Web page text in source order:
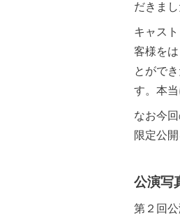
だきまし
キャス
客様を
とがで
す。本当
なお今
限定公
公演写
第２回